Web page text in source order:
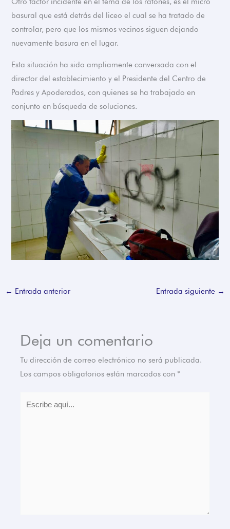
basural que está detrás del liceo el cual se ha tratado de
controlar, pero que los mismos vecinos siguen dejando
nuevamente basura en el lugar.
Esta situación ha sido ampliamente conversada con el
director del establecimiento y el Presidente del Centro de
Padres y Apoderados, con quienes se ha trabajado en
conjunto en búsqueda de soluciones.
← Entrada anterior Entrada siguiente →
Deja un comentario
Tu dirección de correo electrónico no será publicada.
Los campos obligatorios están marcados con *